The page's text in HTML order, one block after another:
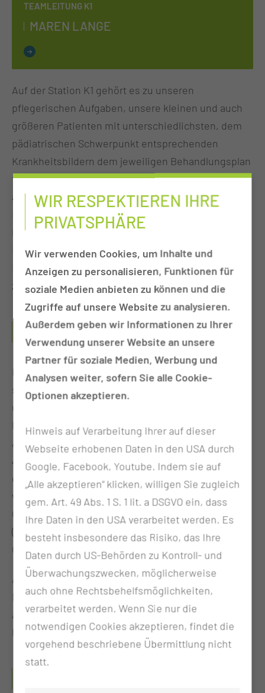
TEAMLEITUNG K1
MA­REN LAN­GE
Auf der Station K1 gehört es zu unseren
pflegerischen Aufgaben, unsere kleinen und auch
größeren Patienten mit unterschiedlichsten, dem
pädiatrischen Schwerpunkt entsprechenden
Krankheitsbildern dem jeweiligen Behandlungsplan
folgend zu betreuen. Dabei arbeiten wir eng mit
allen an der Behandlung und Versorgung beteiligten
Berufsgruppen (Sozialarbeit, Psychologie,
Physiotherapie, Ergotherapie, Logopädie) sowie
Expertinnen und Experten (Wundmanagement,
Ernährungsberatung und Diabetesberatung)
zusammen.
WAS SIND TÄTIGKEITSSCHWERPUNKTE DIESES
PFLEGEBEREICHS?
In unserem Bereich, der zur Kinderklinik gehört,
sind wir auf die Betreuung von erkrankten Kindern
und Jugendlichen spezialisiert. Das bedeutet die
Pädiatrie ist ein altersbegrenzter Teil der
Allgemeinmedizin mit dem Anspruch, Kinder und
Jugendliche im Kontext ihrer Lebenswelt
ganzheitlich und umfassend zu betreuen. Hier
versorgen wir kleine und größere Patienten aus den
Gebieten der Neuropädiatrie und Epileptologie
(Kinder mit epileptischen Anfällen), pädiatrische
Onkologie und pädiatrische Rheumatologie.
Am Herzen liegt uns ebenfalls unserer „beruflicher
Nachwuchs“. Auf unserer Station werden
Auszubildende zur Pflegefachfrau und zum
Pflegefachmann angeleitet und geschult.
WIR RESPEKTIEREN IHRE
PRIVATSPHÄRE
Wir verwenden Cookies, um Inhalte und
Anzeigen zu personalisieren, Funktionen für
soziale Medien anbieten zu können und die
Zugriffe auf unsere Website zu analysieren.
Außerdem geben wir Informationen zu Ihrer
Verwendung unserer Website an unsere
Partner für soziale Medien, Werbung und
Analysen weiter, sofern Sie alle Cookie-
Optionen akzeptieren.
Hinweis auf Verarbeitung Ihrer auf dieser
Webseite erhobenen Daten in den USA durch
Google, Facebook, Youtube. Indem sie auf
„Alle akzeptieren“ klicken, willigen Sie zugleich
gem. Art. 49 Abs. 1 S. 1 lit. a DSGVO ein, dass
Ihre Daten in den USA verarbeitet werden. Es
besteht insbesondere das Risiko, das Ihre
Daten durch US-Behörden zu Kontroll- und
Überwachungszwecken, möglicherweise
auch ohne Rechtsbehelfsmöglichkeiten,
verarbeitet werden. Wenn Sie nur die
notwendigen Cookies akzeptieren, findet die
vorgehend beschriebene Übermittlung nicht
statt.